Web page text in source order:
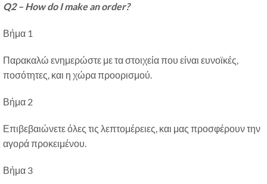
Q2 – How do I make an order?
Βήμα 1
Παρακαλώ ενημερώστε με τα στοιχεία που είναι ευνοϊκές,
ποσότητες, και η χώρα προορισμού.
Βήμα 2
Επιβεβαιώνετε όλες τις λεπτομέρειες, και μας προσφέρουν την
αγορά προκειμένου.
Βήμα 3